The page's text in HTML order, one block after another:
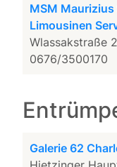
MSM
Limousinen
Wlassakstraße
0676/3500170
Galerie 62